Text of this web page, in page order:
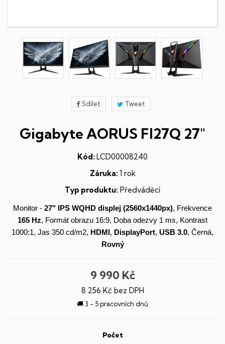
Sdílet Tweet
Gigabyte AORUS FI27Q 27"
Kód: LCD00008240
Záruka: 1 rok
Typ produktu: Předváděcí
Monitor - 27" IPS WQHD displej (2560x1440px), Frekvence
165 Hz, Formát obrazu 16:9, Doba odezvy 1 ms, Kontrast
1000:1, Jas 350 cd/m2, HDMI , DisplayPort, USB 3.0, Černá,
Rovný
9 990 Kč
8 256 Kč bez DPH
🚚 3 - 5 pracovních dnů
Počet